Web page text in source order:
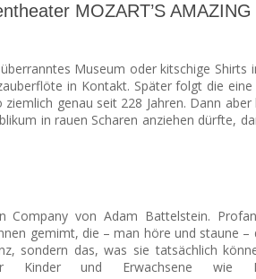
MOZART’S
Museum oder kitschige Shirts
in Kontakt. Später folgt die
ziemlich genau seit 228 Jahren. Dann
in rauen Scharen anziehen dürfte,
Company von Adam Battelstein.
gemimt, die – man höre und staune –
sondern das, was sie tatsächlich
und Erwachsene wie